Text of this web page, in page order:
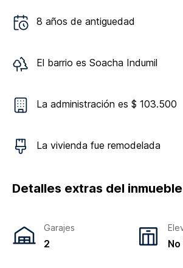
8 años de antiguedad
El barrio es Soacha Indumil
La administración es $ 103.500
La vivienda fue remodelada
Detalles extras del inmueble
Garajes
2